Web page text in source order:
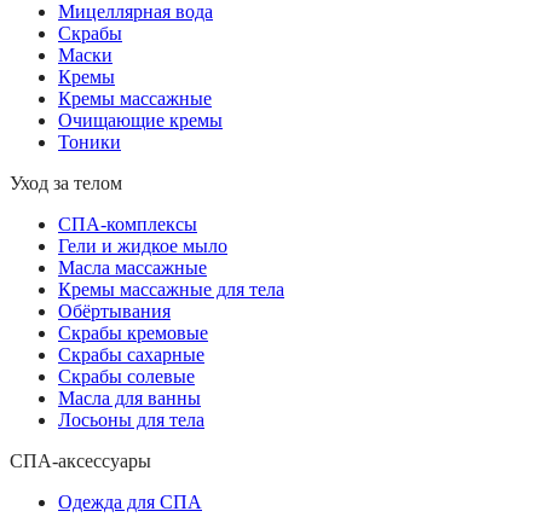
Мицеллярная вода
Скрабы
Маски
Кремы
Кремы массажные
Очищающие кремы
Тоники
Уход за телом
СПА-комплексы
Гели и жидкое мыло
Масла массажные
Кремы массажные для тела
Обёртывания
Скрабы кремовые
Скрабы сахарные
Скрабы солевые
Масла для ванны
Лосьоны для тела
СПА-аксессуары
Одежда для СПА